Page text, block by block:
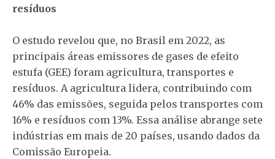
resíduos
O estudo revelou que, no Brasil em 2022, as
principais áreas emissores de gases de efeito
estufa (GEE) foram agricultura, transportes e
resíduos. A agricultura lidera, contribuindo com
46% das emissões, seguida pelos transportes com
16% e resíduos com 13%. Essa análise abrange sete
indústrias em mais de 20 países, usando dados da
Comissão Europeia.